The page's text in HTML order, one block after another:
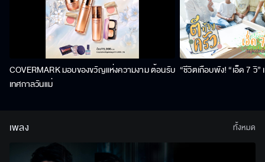
COVERMARK มอบของขวัญแห่งความงาม ต้อนรับ
เทศกาลวันแม่
“ชีวิตเกือบพัง! “เอ็ด 7 วิ
เพลง ทั้งหมด